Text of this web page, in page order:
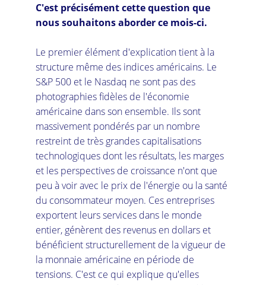
C'est précisément cette question que
nous souhaitons aborder ce mois-ci.
Le premier élément d'explication tient à la
structure même des indices américains. Le
S&P 500 et le Nasdaq ne sont pas des
photographies fidèles de l'économie
américaine dans son ensemble. Ils sont
massivement pondérés par un nombre
restreint de très grandes capitalisations
technologiques dont les résultats, les marges
et les perspectives de croissance n'ont que
peu à voir avec le prix de l'énergie ou la santé
du consommateur moyen. Ces entreprises
exportent leurs services dans le monde
entier, génèrent des revenus en dollars et
bénéficient structurellement de la vigueur de
la monnaie américaine en période de
tensions. C'est ce qui explique qu'elles